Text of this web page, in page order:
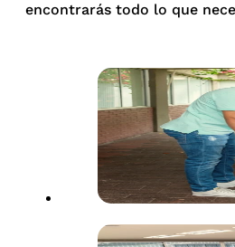
encontrarás todo lo que